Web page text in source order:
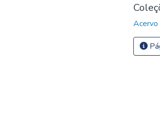
Acervo